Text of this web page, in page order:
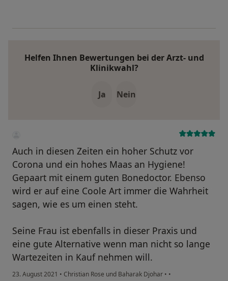
Helfen Ihnen Bewertungen bei der Arzt- und
Klinikwahl?
Ja Nein
Auch in diesen Zeiten ein hoher Schutz vor
Corona und ein hohes Maas an Hygiene!
Gepaart mit einem guten Bonedoctor. Ebenso
wird er auf eine Coole Art immer die Wahrheit
sagen, wie es um einen steht.
Seine Frau ist ebenfalls in dieser Praxis und
eine gute Alternative wenn man nicht so lange
Wartezeiten in Kauf nehmen will.
23. August 2021 • Christian Rose und Baharak Djohar • •